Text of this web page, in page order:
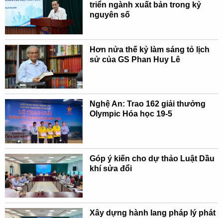
triển ngành xuất bản trong kỷ
nguyên số
Hơn nửa thế kỷ làm sáng tỏ lịch
sử của GS Phan Huy Lê
Nghệ An: Trao 162 giải thưởng
Olympic Hóa học 19-5
Góp ý kiến cho dự thảo Luật Dầu
khí sửa đổi
Xây dựng hành lang pháp lý phát